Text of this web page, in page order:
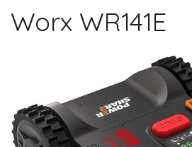
Worx WR141E